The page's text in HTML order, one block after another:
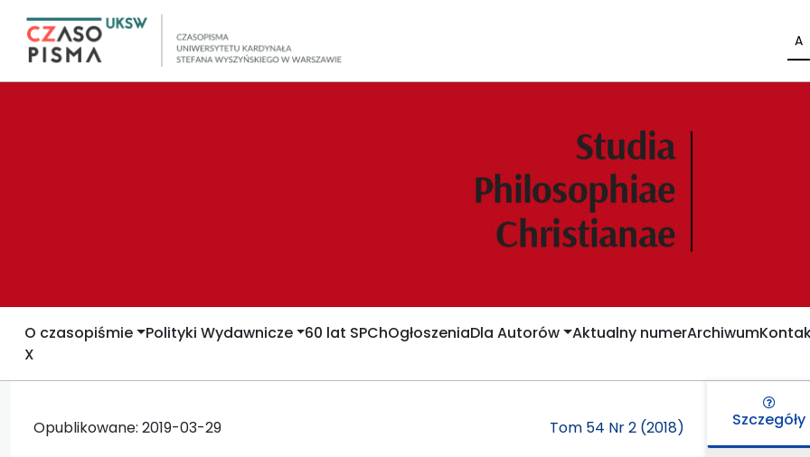
A
O czasopiśmie Polityki Wydawnicze 60 lat SPChOgłoszeniaDla Autorów Aktualny numerArchiwum
X
Opublikowane: 2019-03-29 Tom 54 Nr 2 (2018) Szczegóły